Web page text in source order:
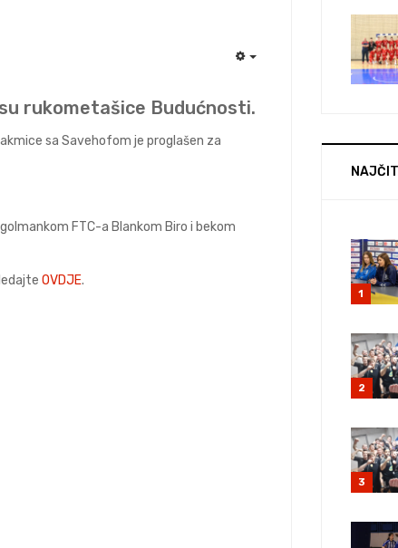
rukometašice Budućnosti.
sa Savehofom je proglašen za
FTC-a Blankom Biro i bekom
OVDJE.
1
2
3